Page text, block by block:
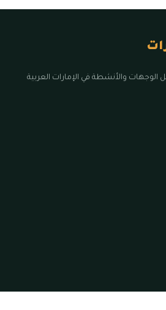
والأنشطة في الإمارات العربية